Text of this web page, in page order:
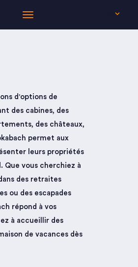
d'options de
des cabines, des
des châteaux,
permet aux
leurs propriétés
Que vous cherchiez à
des retraites
ou des escapades
répond à vos
à accueillir des
de vacances dès